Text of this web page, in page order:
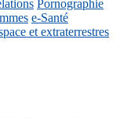
Pornographie
e-Santé
et extraterrestres